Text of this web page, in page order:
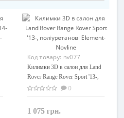
Код товару: nv077
Килимки 3D в салон для Land
Rover Range Rover Sport '13-,
поліуретанові Element-Novline
0
1 075 грн.